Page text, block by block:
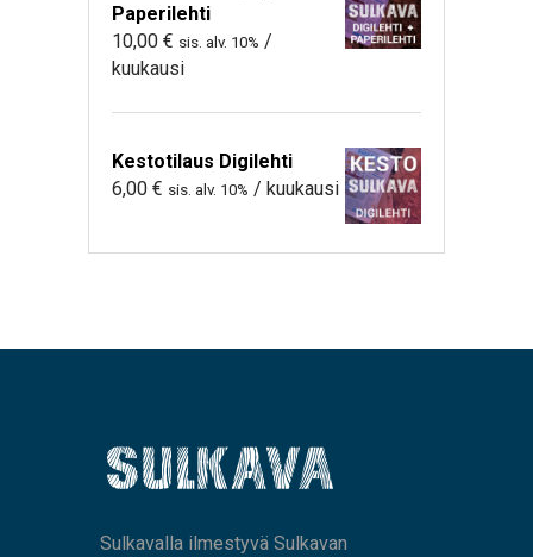
Paperilehti
10,00 € sis. alv. 10% /
kuukausi
Kestotilaus Digilehti
6,00 € sis. alv. 10% / kuukausi
Sulkavalla ilmestyvä Sulkavan